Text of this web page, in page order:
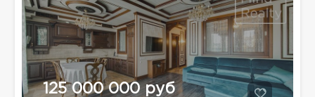
125 000 000 руб